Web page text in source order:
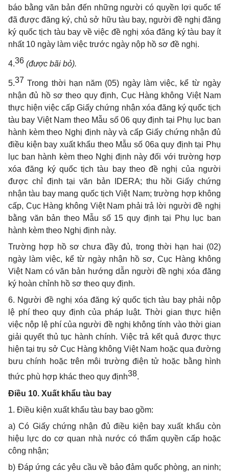
báo bằng văn bản đến những người có quyền lợi quốc tế
đã được đăng ký, chủ sở hữu tàu bay, người đề nghị đăng
ký quốc tịch tàu bay về việc đề nghị xóa đăng ký tàu bay ít
nhất 10 ngày làm việc trước ngày nộp hồ sơ đề nghị.
4.36 (được bãi bỏ).
5.37 Trong thời hạn năm (05) ngày làm việc, kể từ ngày
nhận đủ hồ sơ theo quy định, Cục Hàng không Việt Nam
thực hiện việc cấp Giấy chứng nhận xóa đăng ký quốc tịch
tàu bay Việt Nam theo Mẫu số 06 quy định tại Phụ lục ban
hành kèm theo Nghị định này và cấp Giấy chứng nhận đủ
điều kiện bay xuất khẩu theo Mẫu số 06a quy định tại Phụ
lục ban hành kèm theo Nghị định này đối với trường hợp
xóa đăng ký quốc tịch tàu bay theo đề nghị của người
được chỉ định tại văn bản IDERA; thu hồi Giấy chứng
nhận tàu bay mang quốc tịch Việt Nam; trường hợp không
cấp, Cục Hàng không Việt Nam phải trả lời người đề nghị
bằng văn bản theo Mẫu số 15 quy định tại Phụ lục ban
hành kèm theo Nghị định này.
Trường hợp hồ sơ chưa đầy đủ, trong thời hạn hai (02)
ngày làm việc, kể từ ngày nhận hồ sơ, Cục Hàng không
Việt Nam có văn bản hướng dẫn người đề nghị xóa đăng
ký hoàn chỉnh hồ sơ theo quy định.
6. Người đề nghị xóa đăng ký quốc tịch tàu bay phải nộp
lệ phí theo quy định của pháp luật. Thời gian thực hiện
việc nộp lệ phí của người đề nghị không tính vào thời gian
giải quyết thủ tục hành chính. Việc trả kết quả được thực
hiện tại trụ sở Cục Hàng không Việt Nam hoặc qua đường
bưu chính hoặc trên môi trường điện tử hoặc bằng hình
thức phù hợp khác theo quy định38.
Điều 10. Xuất khẩu tàu bay
1. Điều kiện xuất khẩu tàu bay bao gồm:
a) Có Giấy chứng nhận đủ điều kiện bay xuất khẩu còn
hiệu lực do cơ quan nhà nước có thẩm quyền cấp hoặc
công nhận;
b) Đáp ứng các yêu cầu về bảo đảm quốc phòng, an ninh;